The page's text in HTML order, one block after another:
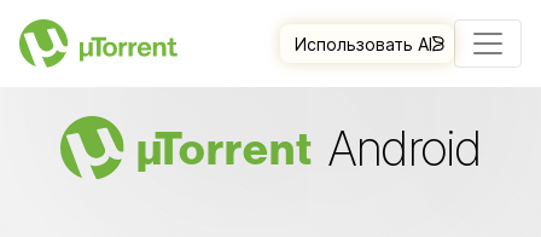
Использовать AI
µTorrent Android